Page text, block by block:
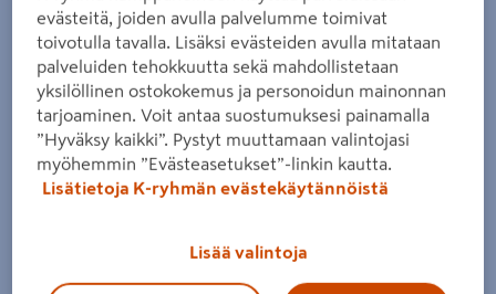
evästeitä, joiden avulla palvelumme toimivat
toivotulla tavalla. Lisäksi evästeiden avulla mitataan
palveluiden tehokkuutta sekä mahdollistetaan
yksilöllinen ostokokemus ja personoidun mainonnan
tarjoaminen. Voit antaa suostumuksesi painamalla
”Hyväksy kaikki”. Pystyt muuttamaan valintojasi
myöhemmin ”Evästeasetukset”-linkin kautta.
Lisätietoja K-ryhmän evästekäytännöistä
Lisää valintoja